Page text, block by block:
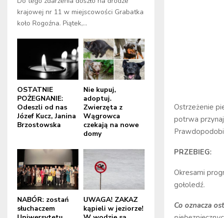
Ostrzeżenie
potrwa
PRZEBIEG:
Okresami
gołoledź.
Co oznacza
krajowej nr 11 w miejscowości Grabatka
koło Rogoźna. Piątek,...
OSTATNIE
POŻEGNANIE:
Odeszli od nas
Józef Kucz, Janina
Brzostowska
Nie kupuj,
adoptuj.
Zwierzęta z
Wągrowca
czekają na nowe
domy
NABÓR: zostań
słuchaczem
UWAGA! ZAKAZ
kąpieli w jeziorze!